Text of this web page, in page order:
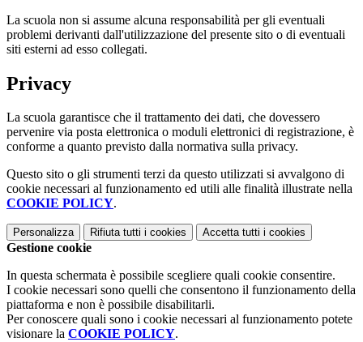
La scuola non si assume alcuna responsabilità per gli eventuali
problemi derivanti dall'utilizzazione del presente sito o di eventuali
siti esterni ad esso collegati.
Privacy
La scuola garantisce che il trattamento dei dati, che dovessero
pervenire via posta elettronica o moduli elettronici di registrazione, è
conforme a quanto previsto dalla normativa sulla privacy.
Questo sito o gli strumenti terzi da questo utilizzati si avvalgono di
cookie necessari al funzionamento ed utili alle finalità illustrate nella
COOKIE POLICY.
Personalizza Rifiuta tutti i cookies Accetta tutti i cookies
Gestione cookie
In questa schermata è possibile scegliere quali cookie consentire.
I cookie necessari sono quelli che consentono il funzionamento della
piattaforma e non è possibile disabilitarli.
Per conoscere quali sono i cookie necessari al funzionamento potete
visionare la COOKIE POLICY.